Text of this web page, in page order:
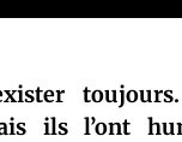
ils l’ont